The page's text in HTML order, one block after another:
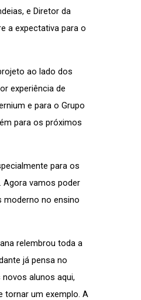
e Diretor da
a expectativa para o
ao lado dos
experiência de
e para o Grupo
para os próximos
para os
Agora vamos poder
moderno no ensino
relembrou toda a
já pensa no
alunos aqui,
tornar um exemplo. A